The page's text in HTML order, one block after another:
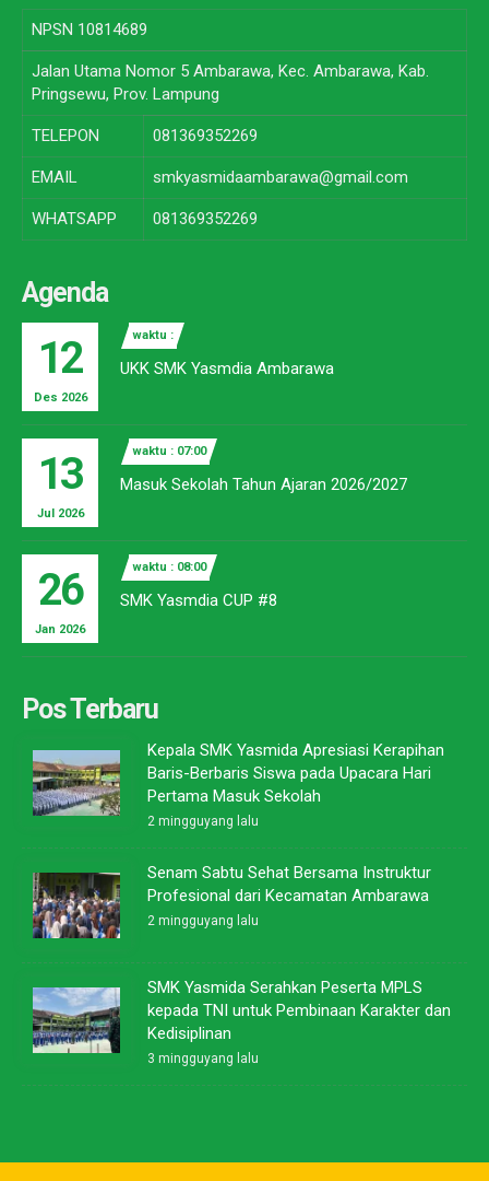
NPSN 10814689
Jalan Utama Nomor 5 Ambarawa, Kec. Ambarawa, Kab.
Pringsewu, Prov. Lampung
TELEPON 081369352269
EMAIL smkyasmidaambarawa@gmail.com
WHATSAPP 081369352269
Agenda
12
Des 2026
waktu :
UKK SMK Yasmdia Ambarawa
13
Jul 2026
waktu : 07:00
Masuk Sekolah Tahun Ajaran 2026/2027
26
Jan 2026
waktu : 08:00
SMK Yasmdia CUP #8
Pos Terbaru
Kepala SMK Yasmida Apresiasi Kerapihan
Baris-Berbaris Siswa pada Upacara Hari
Pertama Masuk Sekolah
2 mingguyang lalu
Senam Sabtu Sehat Bersama Instruktur
Profesional dari Kecamatan Ambarawa
2 mingguyang lalu
SMK Yasmida Serahkan Peserta MPLS
kepada TNI untuk Pembinaan Karakter dan
Kedisiplinan
3 mingguyang lalu